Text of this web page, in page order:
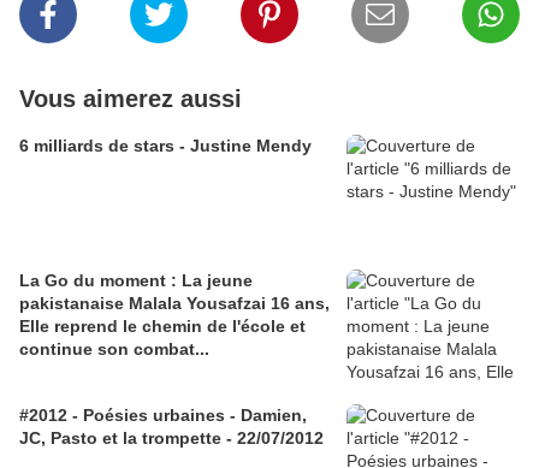
Vous aimerez aussi
6 milliards de stars - Justine Mendy
La Go du moment : La jeune
pakistanaise Malala Yousafzai 16 ans,
Elle reprend le chemin de l'école et
continue son combat...
#2012 - Poésies urbaines - Damien,
JC, Pasto et la trompette - 22/07/2012